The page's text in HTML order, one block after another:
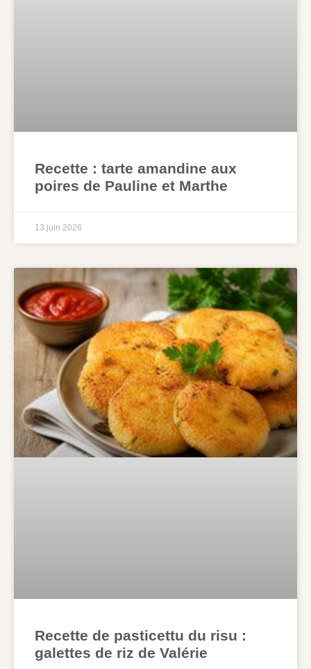
Recette : tarte amandine aux
poires de Pauline et Marthe
13 juin 2026
Recette de pasticettu du risu :
galettes de riz de Valérie